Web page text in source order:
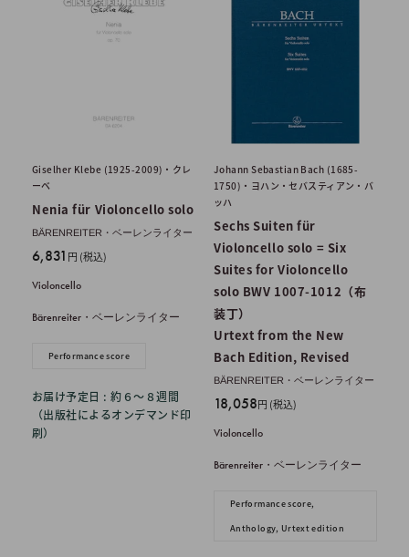
Giselher Klebe (1925-2009)・クレ
ーベ
Nenia für Violoncello solo
BÄRENREITER・ベーレンライター
販
価
格
6,831 円 (税込)
Violoncello
Bärenreiter・ベーレンライター
Performance score
お届け予定日 : 約６〜８週間
（出版社によるオンデマンド印
刷）
Johann Sebastian Bach (1685-
1750)・ヨハン・セバスティアン・バ
ッハ
Sechs Suiten für
Violoncello solo = Six
Suites for Violoncello
solo BWV 1007-1012（布
装丁）
Urtext from the New
Bach Edition, Revised
BÄRENREITER・ベーレンライター
販
価
格
18,058円 (税込)
Violoncello
Bärenreiter・ベーレンライター
Performance score,
Anthology, Urtext edition